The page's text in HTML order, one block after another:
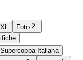
Foto
Supercoppa Italiana